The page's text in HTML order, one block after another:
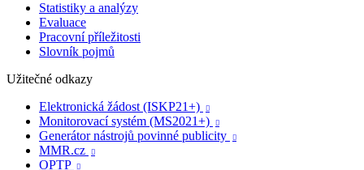
Statistiky a analýzy
Evaluace
Pracovní příležitosti
Slovník pojmů
Užitečné odkazy
Elektronická žádost (ISKP21+)

Monitorovací systém (MS2021+) 
Generátor nástrojů povinné publicity 
MMR.cz 
OPTP 